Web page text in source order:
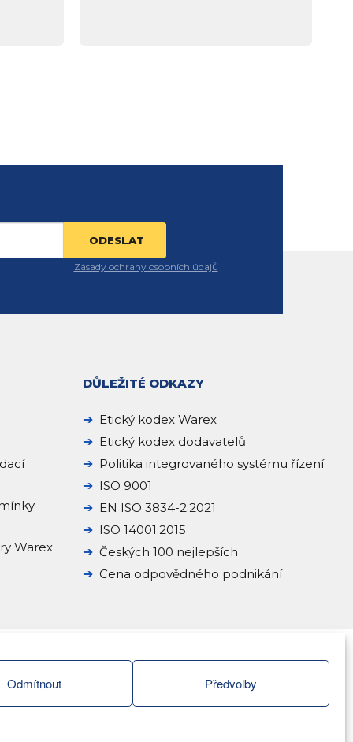
Odmítnout Předvolby
Zásady ochrany osobních údajů
Warex
DŮLEŽITÉ ODKAZY
Etický kodex Warex
Etický kodex dodavatelů
Politika integrovaného systému řízení
ISO 9001
EN ISO 3834-2:2021
ISO 14001:2015
Českých 100 nejlepších
Cena odpovědného podnikání